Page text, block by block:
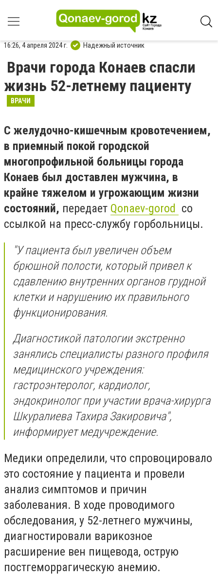
16:26, 4 апреля 2024 г. Надежный источник
Врачи города Конаев спасли
жизнь 52-летнему пациенту
ВРАЧИ
С желудочно-кишечным кровотечением,
в приемный покой городской
многопрофильной больницы города
Конаев был доставлен мужчина, в
крайне тяжелом и угрожающим жизни
состояний, передает Qonaev-gorod со
ссылкой на пресс-службу горбольницы.
"У пациента был увеличен объем
брюшной полости, который привел к
сдавлению внутренних органов грудной
клетки и нарушению их правильного
функционирования.
Диагностикой патологии экстренно
занялись специалисты разного профиля
медицинского учреждения:
гастроэнтеролог, кардиолог,
эндокринолог при участии врача-хирурга
Шкуралиева Тахира Закировича",
информирует медучреждение.
Медики определили, что спровоцировало
это состояние у пациента и провели
анализ симптомов и причин
заболевания. В ходе проводимого
обследования, у 52-летнего мужчины,
диагностировали варикозное
расширение вен пищевода, острую
постгеморрагическую анемию.